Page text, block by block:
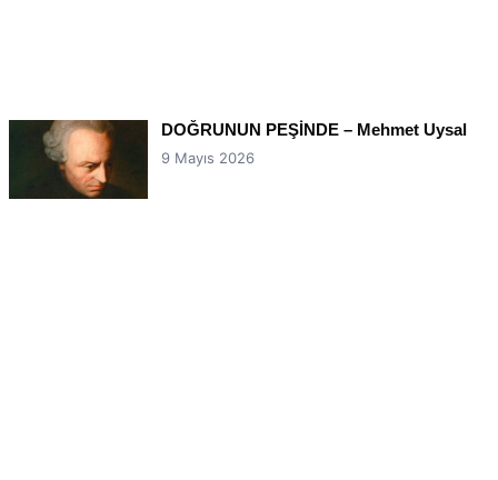
DOĞRUNUN PEŞİNDE – Mehmet Uysal
9 Mayıs 2026